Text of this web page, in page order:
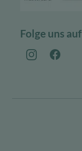
Folge uns auf